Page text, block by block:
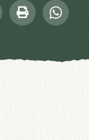
Drucken